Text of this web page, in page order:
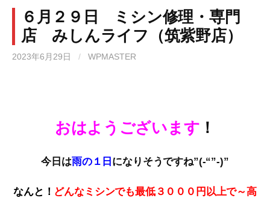
６月２９日 ミシン修理・専門
店 みしんライフ（筑紫野店）
2023年6月29日 / WPMASTER
おはようございます ！
今日は雨の１日になりそうですね”(-“”-)”
なんと！ どんなミシンでも最低３０００円以上で～高